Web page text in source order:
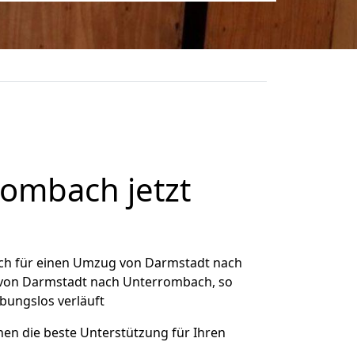
jetzt
für einen Umzug von Darmstadt nach
Darmstadt nach Unterrombach, so
verläuft
die beste Unterstützung für Ihren